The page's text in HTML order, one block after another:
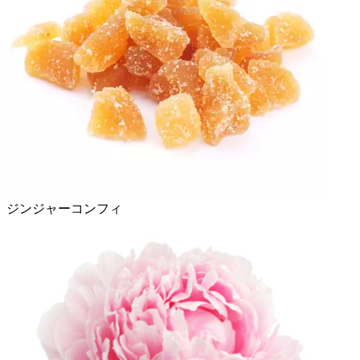
ジンジャーコンフィ